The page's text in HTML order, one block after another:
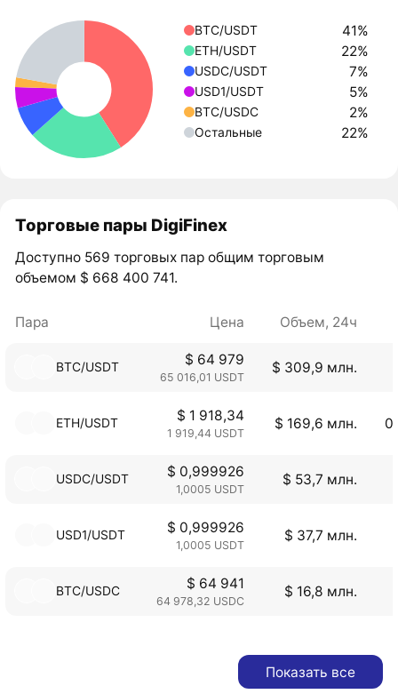
BTC/USDT 41%
ETH/USDT 22%
USDC/USDT 7%
USD1/USDT 5%
BTC/USDC 2%
Остальные 22%
Торговые пары DigiFinex
Доступно 569 торговых пар общим торговым
объемом $ 668 400 741.
Пара Цена Объем, 24ч
BTC/USDT $ 64 979
65 016,01 USDT
$ 309,9 млн.
ETH/USDT $ 1 918,34
1 919,44 USDT
$ 169,6 млн.
USDC/USDT $ 0,999926
1,0005 USDT
$ 53,7 млн.
USD1/USDT $ 0,999926
1,0005 USDT
$ 37,7 млн.
BTC/USDC $ 64 941
64 978,32 USDC
$ 16,8 млн.
Показать все